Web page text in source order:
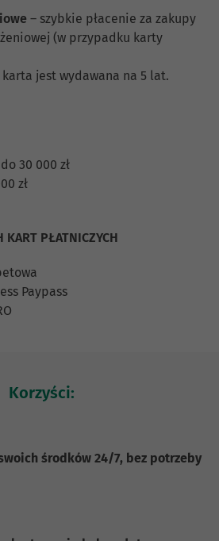
– szybkie płacenie za zakupy
(w przypadku karty
karta jest wydawana na 5 lat.
30 000 zł
zł
KART PŁATNICZYCH
Paypass
Korzyści:
środków 24/7, bez potrzeby